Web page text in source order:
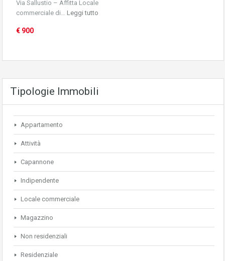
Via Sallustio – Affitta Locale
commerciale di… Leggi tutto
€ 900
Tipologie Immobili
Appartamento
Attività
Capannone
Indipendente
Locale commerciale
Magazzino
Non residenziali
Residenziale